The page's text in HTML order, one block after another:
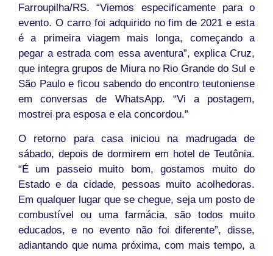
Farroupilha/RS. “Viemos especificamente para o
evento. O carro foi adquirido no fim de 2021 e esta
é a primeira viagem mais longa, começando a
pegar a estrada com essa aventura”, explica Cruz,
que integra grupos de Miura no Rio Grande do Sul e
São Paulo e ficou sabendo do encontro teutoniense
em conversas de WhatsApp. “Vi a postagem,
mostrei pra esposa e ela concordou.”
O retorno para casa iniciou na madrugada de
sábado, depois de dormirem em hotel de Teutônia.
“É um passeio muito bom, gostamos muito do
Estado e da cidade, pessoas muito acolhedoras.
Em qualquer lugar que se chegue, seja um posto de
combustível ou uma farmácia, são todos muito
educados, e no evento não foi diferente”, disse,
adiantando que numa próxima, com mais tempo, a